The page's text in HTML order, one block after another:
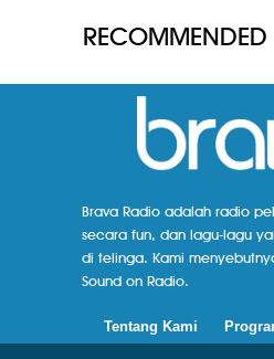
RECOMMENDED
Brava Radio adalah radio
secara fun, dan lagu-lagu
di telinga. Kami
Sound on Radio.
Tentang Kami